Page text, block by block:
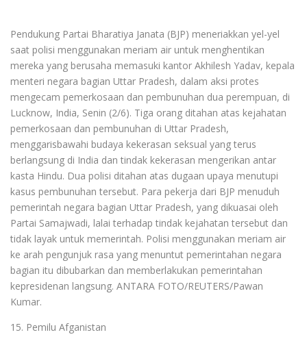
Pendukung Partai Bharatiya Janata (BJP) meneriakkan yel-yel
saat polisi menggunakan meriam air untuk menghentikan
mereka yang berusaha memasuki kantor Akhilesh Yadav, kepala
menteri negara bagian Uttar Pradesh, dalam aksi protes
mengecam pemerkosaan dan pembunuhan dua perempuan, di
Lucknow, India, Senin (2/6). Tiga orang ditahan atas kejahatan
pemerkosaan dan pembunuhan di Uttar Pradesh,
menggarisbawahi budaya kekerasan seksual yang terus
berlangsung di India dan tindak kekerasan mengerikan antar
kasta Hindu. Dua polisi ditahan atas dugaan upaya menutupi
kasus pembunuhan tersebut. Para pekerja dari BJP menuduh
pemerintah negara bagian Uttar Pradesh, yang dikuasai oleh
Partai Samajwadi, lalai terhadap tindak kejahatan tersebut dan
tidak layak untuk memerintah. Polisi menggunakan meriam air
ke arah pengunjuk rasa yang menuntut pemerintahan negara
bagian itu dibubarkan dan memberlakukan pemerintahan
kepresidenan langsung. ANTARA FOTO/REUTERS/Pawan
Kumar.
15. Pemilu Afganistan